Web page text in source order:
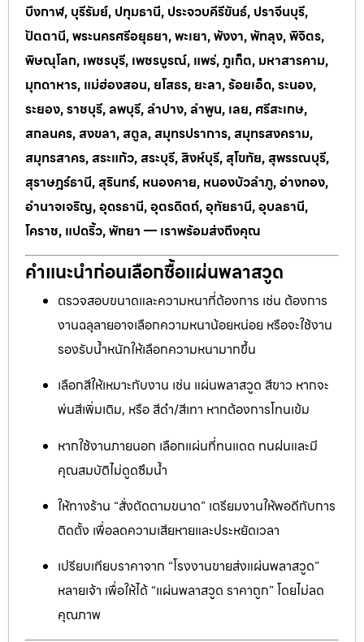
บึงกาฬ, บุรีรัมย์, ปทุมธานี, ประจวบคีรีขันธ์, ปราจีนบุรี,
ปัตตานี, พระนครศรีอยุธยา, พะเยา, พังงา, พัทลุง, พิจิตร,
พิษณุโลก, เพชรบุรี, เพชรบูรณ์, แพร่, ภูเก็ต, มหาสารคาม,
มุกดาหาร, แม่ฮ่องสอน, ยโสธร, ยะลา, ร้อยเอ็ด, ระนอง,
ระยอง, ราชบุรี, ลพบุรี, ลำปาง, ลำพูน, เลย, ศรีสะเกษ,
สกลนคร, สงขลา, สตูล, สมุทรปราการ, สมุทรสงคราม,
สมุทรสาคร, สระแก้ว, สระบุรี, สิงห์บุรี, สุโขทัย, สุพรรณบุรี,
สุราษฎร์ธานี, สุรินทร์, หนองคาย, หนองบัวลำภู, อ่างทอง,
อำนาจเจริญ, อุดรธานี, อุตรดิตถ์, อุทัยธานี, อุบลธานี,
โคราช, แปดริ้ว, พัทยา — เราพร้อมส่งถึงคุณ
คำแนะนำก่อนเลือกซื้อแผ่นพลาสวูด
ตรวจสอบขนาดและความหนาที่ต้องการ เช่น ต้องการ
งานฉลุลายอาจเลือกความหนาน้อยหน่อย หรือจะใช้งาน
รองรับน้ำหนักให้เลือกความหนามากขึ้น
เลือกสีให้เหมาะกับงาน เช่น แผ่นพลาสวูด สีขาว หากจะ
พ่นสีเพิ่มเติม, หรือ สีดำ/สีเทา หากต้องการโทนเข้ม
หากใช้งานภายนอก เลือกแผ่นที่ทนแดด ทนฝนและมี
คุณสมบัติไม่ดูดซึมน้ำ
ให้ทางร้าน “สั่งตัดตามขนาด” เตรียมงานให้พอดีกับการ
ติดตั้ง เพื่อลดความเสียหายและประหยัดเวลา
เปรียบเทียบราคาจาก “โรงงานขายส่งแผ่นพลาสวูด”
หลายเจ้า เพื่อให้ได้ “แผ่นพลาสวูด ราคาถูก” โดยไม่ลด
คุณภาพ